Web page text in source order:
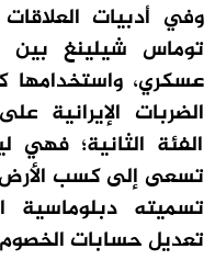
وفي أدبيات
توماس شيلينغ بين
عسكري، واستخدامها
الضربات الإيرانية
الفئة الثانية؛ فهي
تسعى إلى كسب الأرض
تسميته
تعديل حسابات